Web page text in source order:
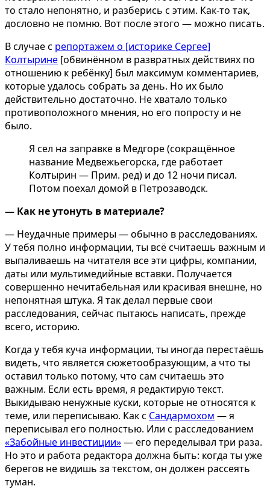
то стало непонятно, и разберись с этим. Как-то так,
дословно не помню. Вот после этого — можно писать.
В случае с репортажем о [историке Сергее]
Колтырине [обвинённом в развратных действиях по
отношению к ребёнку] был максимум комментариев,
которые удалось собрать за день. Но их было
действительно достаточно. Не хватало только
противоположного мнения, но его попросту и не
было.
Я сел на заправке в Медгоре (сокращённое
название Медвежьегорска, где работает
Колтырин — Прим. ред) и до 12 ночи писал.
Потом поехал домой в Петрозаводск.
— Как не утонуть в материале?
— Неудачные примеры — обычно в расследованиях.
У тебя полно информации, ты всё считаешь важным и
выпаливаешь на читателя все эти цифры, компании,
даты или мультимедийные вставки. Получается
совершенно нечитабельная или красивая внешне, но
непонятная штука. Я так делал первые свои
расследования, сейчас пытаюсь написать, прежде
всего, историю.
Когда у тебя куча информации, ты иногда перестаёшь
видеть, что является сюжетообразующим, а что ты
оставил только потому, что сам считаешь это
важным. Если есть время, я редактирую текст.
Выкидываю ненужные куски, которые не относятся к
теме, или переписываю. Как с Сандармохом — я
переписывал его полностью. Или с расследованием
«Забойные инвестиции»— его переделывал три раза.
Но это и работа редактора должна быть: когда ты уже
берегов не видишь за текстом, он должен рассеять
туман.